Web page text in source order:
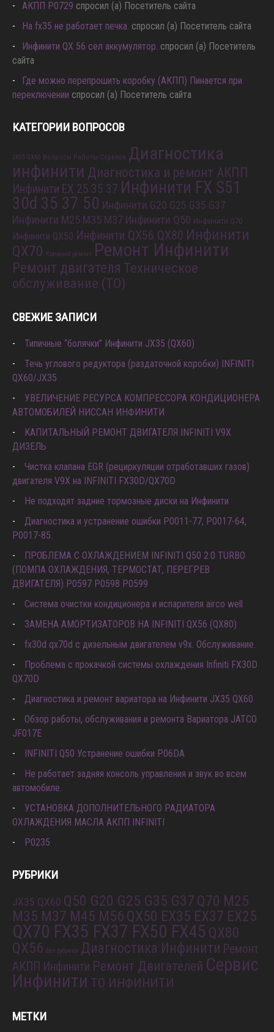
АКПП P0729 спросил (а) Посетитель сайта
Hа fx35 не работает печка. спросил (а) Посетитель сайта
Инфинити QX 56 сел аккумулятор. спросил (а) Посетитель
сайта
Где можно перепрошить коробку (АКПП) Пинается при
переключении спросил (а) Посетитель сайта
КАТЕГОРИИ ВОПРОСОВ
JX35 QX60 Вопросы Работы Сервиса Диагностика
инфинити Диагностика и ремонт АКПП
Инфинити EX 25 35 37 Инфинити FX S51
30d 35 37 50 Инфинити G20 G25 G35 G37
Инфинити M25 M35 M37 Инфинити Q50 Инфинити Q70
Инфинити QX50 Инфинити QX56 QX80 Инфинити
QX70 Кузовной ремонт Ремонт Инфинити
Ремонт двигателя Техническое
обслуживание (ТО)
СВЕЖИЕ ЗАПИСИ
Типичные “болячки” Инфинити JX35 (QX60)
Течь углового редуктора (раздаточной коробки) INFINITI
QX60/JX35
УВЕЛИЧЕНИЕ РЕСУРСА КОМПРЕССОРА КОНДИЦИОНЕРА
АВТОМОБИЛЕЙ НИССАН ИНФИНИТИ
КАПИТАЛЬНЫЙ РЕМОНТ ДВИГАТЕЛЯ INFINITI V9X
ДИЗЕЛЬ
Чистка клапана EGR (рециркуляции отработавших газов)
двигателя V9X на INFINITI FX30D/QX70D
Не подходят задние тормозные диски на Инфинити
Диагностика и устранение ошибки Р0011-77, P0017-64,
P0017-85.
ПРОБЛЕМА С ОХЛАЖДЕНИЕМ INFINITI Q50 2.0 TURBO
(ПОМПА ОХЛАЖДЕНИЯ, ТЕРМОСТАТ, ПЕРЕГРЕВ
ДВИГАТЕЛЯ) P0597 P0598 P0599
Система очистки кондиционера и испарителя airco well
ЗАМЕНА АМОРТИЗАТОРОВ НА INFINITI QX56 (QX80)
fx30d qx70d с дизельным двигателем v9x. Обслуживание.
Проблема с прокачкой системы охлаждения Infiniti FX30D
QX70D
Диагностика и ремонт вариатора на Инфинити JX35 QX60
Обзор работы, обслуживания и ремонта Вариатора JATCO
JF017E
INFINITI Q50 Устранение ошибки P06DA
Не работает задняя консоль управления и звук во всем
автомобиле.
УСТАНОВКА ДОПОЛНИТЕЛЬНОГО РАДИАТОРА
ОХЛАЖДЕНИЯ МАСЛА АКПП INFINITI
P0235
РУБРИКИ
JX35 QX60 Q50 G20 G25 G35 G37 Q70 M25
M35 M37 M45 M56 QX50 EX35 EX37 EX25
QX70 FX35 FX37 FX50 FX45 QX80
QX56 Без рубрики Диагностика Инфинити Ремонт
АКПП Инфинити Ремонт Двигателей Сервис
Инфинити ТО ИНФИНИТИ
МЕТКИ